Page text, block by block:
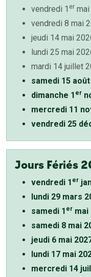
vendredi 1 er
vendredi 8 mai
jeudi 14 mai
lundi 25 mai
mardi 14 juillet
samedi 15
dimanche 1 er
mercredi 11
vendredi 25
Jours Fériés
vendredi 1 er
lundi 29 mars
samedi 1 er mai
samedi 8 mai
jeudi 6 mai
lundi 17 mai
mercredi 14